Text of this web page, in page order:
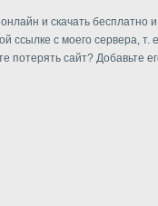
и скачать бесплатно и
ссылке с моего сервера, т.
потерять сайт? Добавьте